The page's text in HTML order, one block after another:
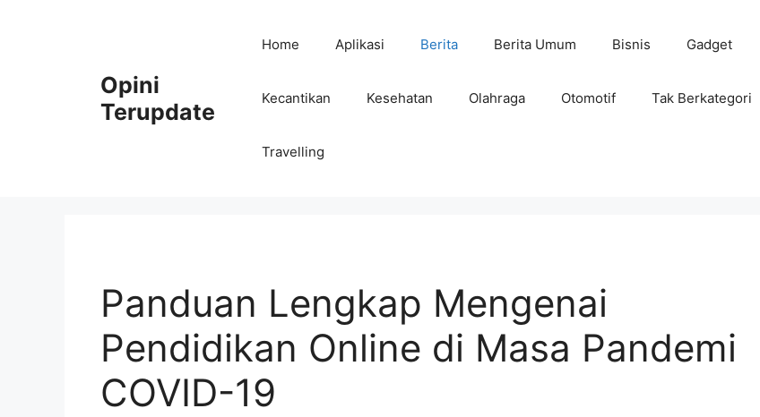
Opini
Terupdate
Home Aplikasi Berita Berita Umum Bisnis Gadget
Kecantikan Kesehatan Olahraga Otomotif Tak Berkategori
Travelling
Panduan Lengkap Mengenai
Pendidikan Online di Masa Pandemi
COVID-19